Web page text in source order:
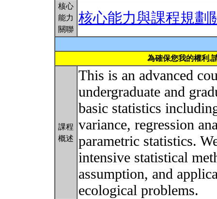
核心
能力
關聯
核心能力與課程規劃
為確保您我的權利,
課程
概述
This is an advanced
undergraduate and
basic statistics
variance, regression
parametric statistics.
intensive statistical
assumption, and
ecological problems.